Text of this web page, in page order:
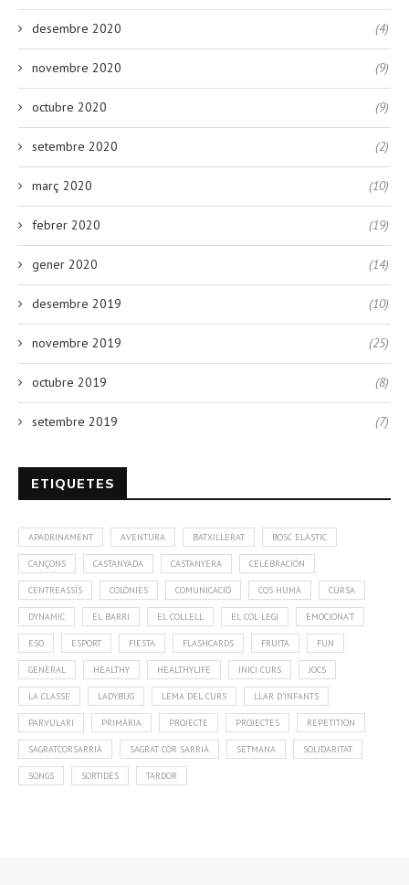
desembre 2020 (4)
novembre 2020 (9)
octubre 2020 (9)
setembre 2020 (2)
març 2020 (10)
febrer 2020 (19)
gener 2020 (14)
desembre 2019 (10)
novembre 2019 (25)
octubre 2019 (8)
setembre 2019 (7)
ETIQUETES
APADRINAMENT AVENTURA BATXILLERAT BOSC ELÀSTIC
CANÇONS CASTANYADA CASTANYERA CELEBRACIÓN
CENTREASSÍS COLÒNIES COMUNICACIÓ COS HUMÀ CURSA
DYNAMIC EL BARRI EL COLLELL EL COL·LEGI EMOCIONA'T
ESO ESPORT FIESTA FLASHCARDS FRUITA FUN
GENERAL HEALTHY HEALTHYLIFE INICI CURS JOCS
LA CLASSE LADYBUG LEMA DEL CURS LLAR D'INFANTS
PARVULARI PRIMÀRIA PROJECTE PROJECTES REPETITION
SAGRATCORSARRIÀ SAGRAT COR SARRIÀ SETMANA SOLIDARITAT
SONGS SORTIDES TARDOR